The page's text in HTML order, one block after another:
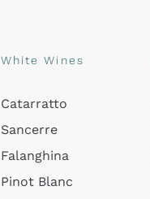
White Wines
Catarratto
Sancerre
Falanghina
Pinot Blanc